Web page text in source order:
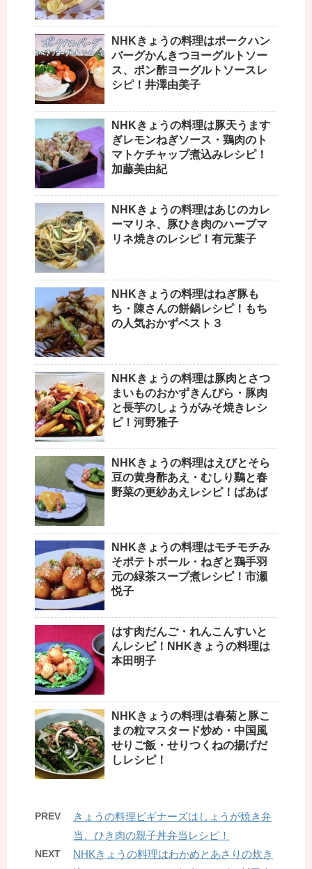
NHKきょうの料理はポークハン
バーグかんきつヨーグルトソー
ス、ポン酢ヨーグルトソースレ
シピ！井澤由美子
NHKきょうの料理は豚天うます
ぎレモンねぎソース・鶏肉のト
マトケチャップ煮込みレシピ！
加藤美由紀
NHKきょうの料理はあじのカレ
ーマリネ、豚ひき肉のハーブマ
リネ焼きのレシピ！有元葉子
NHKきょうの料理はねぎ豚も
ち・陳さんの餅鍋レシピ！もち
の人気おかずベスト３
NHKきょうの料理は豚肉とさつ
まいものおかずきんぴら・豚肉
と長芋のしょうがみそ焼きレシ
ピ！河野雅子
NHKきょうの料理はえびとそら
豆の黄身酢あえ・むしり鷄と春
野菜の更紗あえレシピ！ばあば
NHKきょうの料理はモチモチみ
そポテトボール・ねぎと鶏手羽
元の緑茶スープ煮レシピ！市瀬
悦子
はす肉だんご・れんこんすいと
んレシピ！NHKきょうの料理は
本田明子
NHKきょうの料理は春菊と豚こ
まの粒マスタード炒め・中国風
せりご飯・せりつくねの揚げだ
しレシピ！
PREV
きょうの料理ビギナーズはしょうが焼き弁
当、ひき肉の親子丼弁当レシピ！
NEXT
NHKきょうの料理はわかめとあさりの炊き